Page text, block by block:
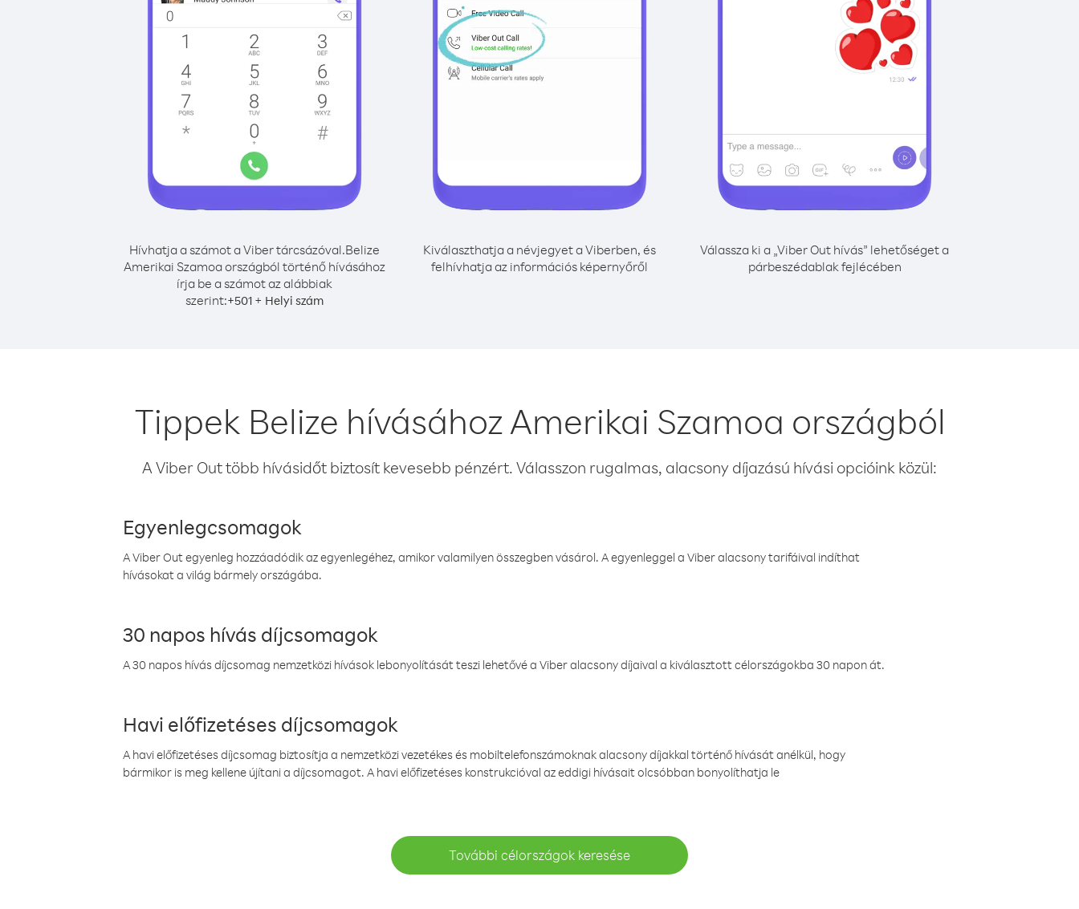
Hívhatja a számot a Viber tárcsázóval.Belize
Amerikai Szamoa országból történő hívásához
írja be a számot az alábbiak
szerint:+501 + Helyi szám
Kiválaszthatja a névjegyet a Viberben, és
felhívhatja az információs képernyőről
Válassza ki a „Viber Out hívás” lehetőséget a
párbeszédablak fejlécében
Tippek Belize hívásához Amerikai Szamoa országból
A Viber Out több hívásidőt biztosít kevesebb pénzért. Válasszon rugalmas, alacsony díjazású hívási opcióink közül:
Egyenlegcsomagok
A Viber Out egyenleg hozzáadódik az egyenlegéhez, amikor valamilyen összegben vásárol. A egyenleggel a Viber alacsony tarifáival indíthat
hívásokat a világ bármely országába.
30 napos hívás díjcsomagok
A 30 napos hívás díjcsomag nemzetközi hívások lebonyolítását teszi lehetővé a Viber alacsony díjaival a kiválasztott célországokba 30 napon át.
Havi előfizetéses díjcsomagok
A havi előfizetéses díjcsomag biztosítja a nemzetközi vezetékes és mobiltelefonszámoknak alacsony díjakkal történő hívását anélkül, hogy
bármikor is meg kellene újítani a díjcsomagot. A havi előfizetéses konstrukcióval az eddigi hívásait olcsóbban bonyolíthatja le
További célországok keresése